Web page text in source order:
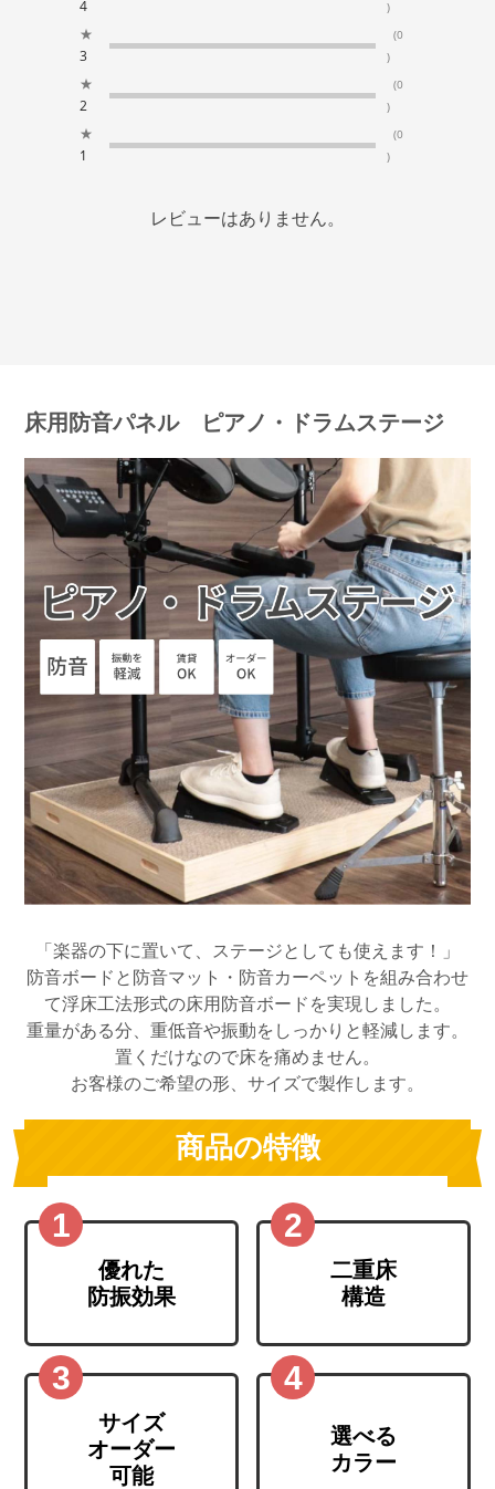
4 )
★
3
(0
)
★
2
(0
)
★
1
(0
)
レビューはありません。
床用防音パネル ピアノ・ドラムステージ
「楽器の下に置いて、ステージとしても使えます！」
防音ボードと防音マット・防音カーペットを組み合わせ
て浮床工法形式の床用防音ボードを実現しました。
重量がある分、重低音や振動をしっかりと軽減します。
置くだけなので床を痛めません。
お客様のご希望の形、サイズで製作します。
商品の特徴
優れた
防振効果
二重床
構造
サイズ
オーダー
可能
選べる
カラー